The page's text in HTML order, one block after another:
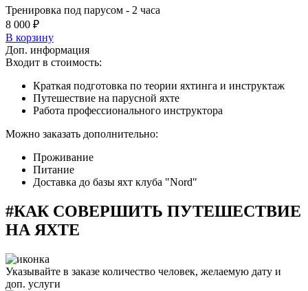
Тренировка под парусом - 2 часа
8 000 ₽
В корзину
Доп. информация
Входит в стоимость:
Краткая подготовка по теории яхтинга и инструктаж
Путешествие на парусной яхте
Работа профессионального инструктора
Можно заказать дополнительно:
Проживание
Питание
Доставка до базы яхт клуба "Nord"
#КАК СОВЕРШИТЬ ПУТЕШЕСТВИЕ
НА ЯХТЕ
Указывайте в заказе количество человек, желаемую дату и
доп. услуги